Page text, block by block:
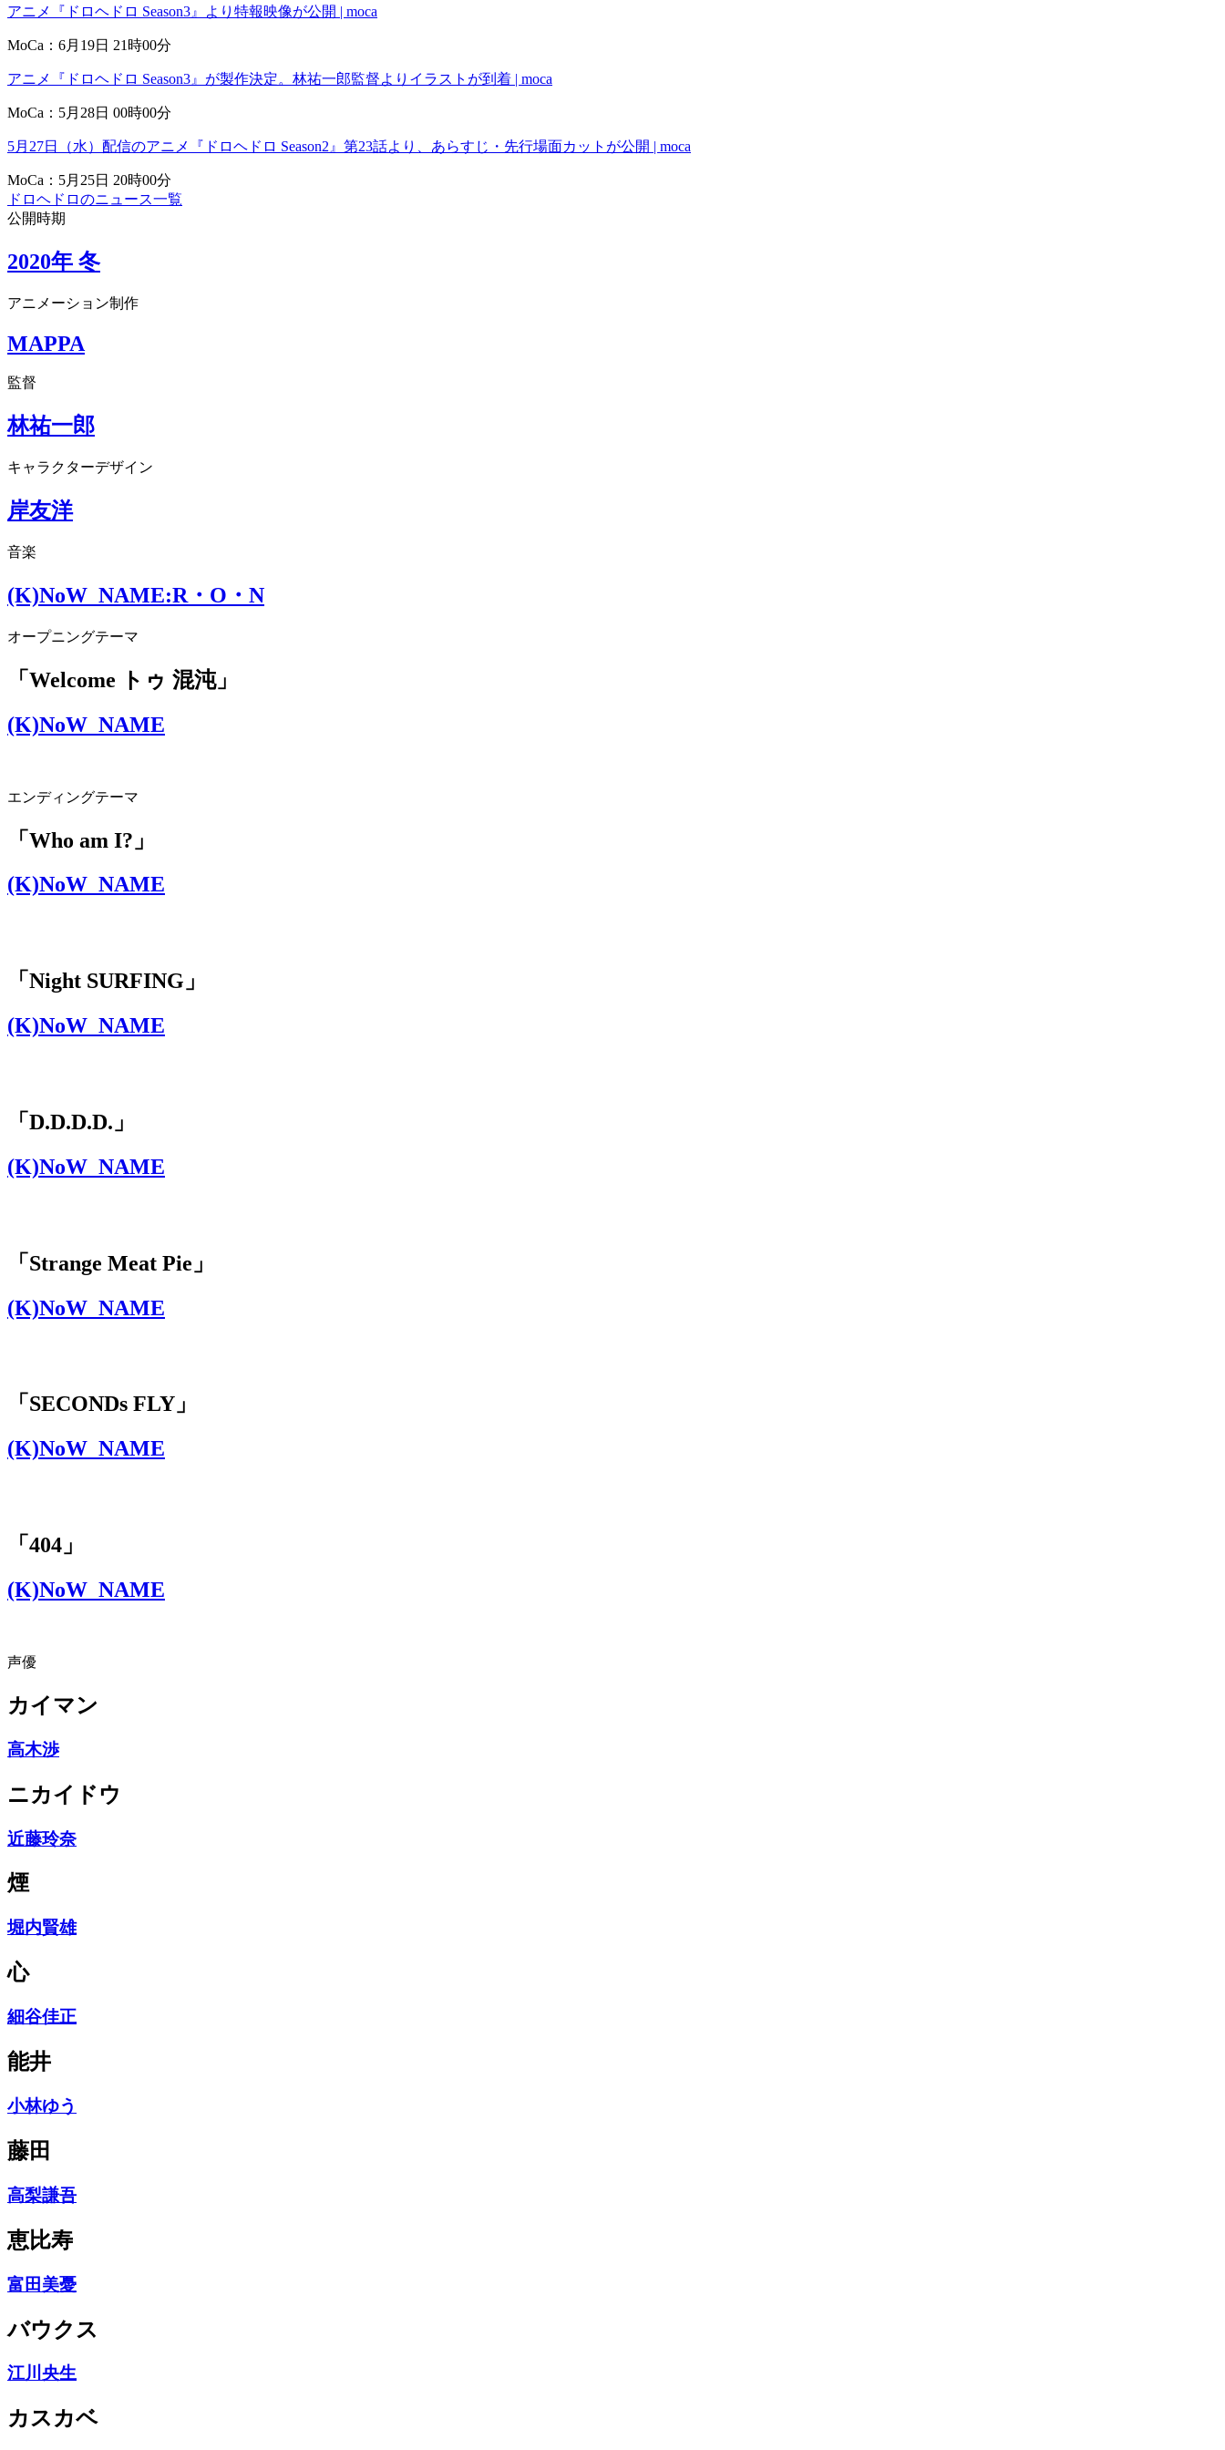
アニメ『ドロヘドロ Season3』より特報映像が公開 | moca
MoCa：6月19日 21時00分
アニメ『ドロヘドロ Season3』が製作決定。林祐一郎監督よりイラストが到着 | moca
MoCa：5月28日 00時00分
5月27日（水）配信のアニメ『ドロヘドロ Season2』第23話より、あらすじ・先行場面カットが公開 | moca
MoCa：5月25日 20時00分
ドロヘドロのニュース一覧
公開時期
2020年 冬
アニメーション制作
MAPPA
監督
林祐一郎
キャラクターデザイン
岸友洋
音楽
(K)NoW_NAME:R・O・N
オープニングテーマ
「Welcome トゥ 混沌」
(K)NoW_NAME
エンディングテーマ
「Who am I?」
(K)NoW_NAME
「Night SURFING」
(K)NoW_NAME
「D.D.D.D.」
(K)NoW_NAME
「Strange Meat Pie」
(K)NoW_NAME
「SECONDs FLY」
(K)NoW_NAME
「404」
(K)NoW_NAME
声優
カイマン
高木渉
ニカイドウ
近藤玲奈
煙
堀内賢雄
心
細谷佳正
能井
小林ゆう
藤田
高梨謙吾
恵比寿
富田美憂
バウクス
江川央生
カスカベ